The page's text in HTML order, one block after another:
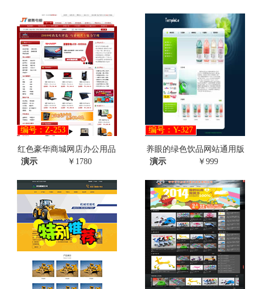
编号：Z-253
红色豪华商城网店办公用品
演示
￥1780
编号：Y-327
养眼的绿色饮品网站通用版
演示
￥999